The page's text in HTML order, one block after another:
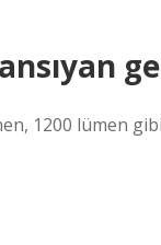
1200 lümen